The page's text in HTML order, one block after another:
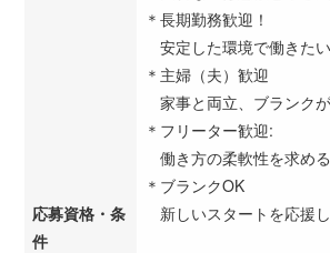
応募資格・条
件
＊長期勤務歓迎！
安定した環境で働きたい
＊主婦（夫）歓迎
家事と両立、ブランクが
＊フリーター歓迎:
働き方の柔軟性を求める
＊ブランクOK
新しいスタートを応援し